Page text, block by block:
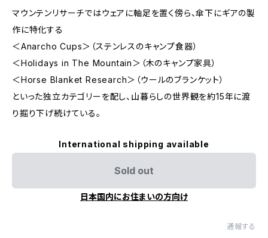
マウンテンリサーチではウェアに軸足を置く傍ら、傘下にギアの製
作に特化する
＜Anarcho Cups＞（ステンレスのキャンプ食器）
＜Holidays in The Mountain＞（木のキャンプ家具）
＜Horse Blanket Research＞（ウールのブランケット）
といった独立カテゴリーを配し、山暮らしの世界観を約15年に渡
り掘り下げ続けている。
International shipping available
Sold out
日本国内にお住まいの方向け
通報する